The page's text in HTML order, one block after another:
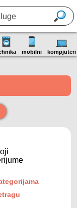
mobilni kompjuteri